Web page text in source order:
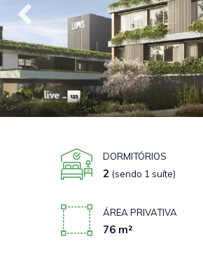
DORMITÓRIOS
2 (sendo 1 suíte)
ÁREA PRIVATIVA
76 m²